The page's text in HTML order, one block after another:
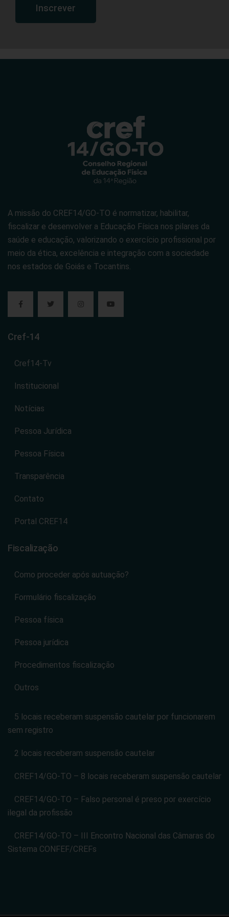
Inscrever
A missão do CREF14/GO-TO é normatizar, habilitar,
fiscalizar e desenvolver a Educação Física nos pilares da
saúde e educação, valorizando o exercício profissional por
meio da ética, excelência e integração com a sociedade
nos estados de Goiás e Tocantins.
Cref-14
Cref14-Tv
Institucional
Notícias
Pessoa Jurídica
Pessoa Física
Transparência
Contato
Portal CREF14
Fiscalização
Como proceder após autuação?
Formulário fiscalização
Pessoa física
Pessoa jurídica
Procedimentos fiscalização
Outros
5 locais receberam suspensão cautelar por funcionarem
sem registro
2 locais receberam suspensão cautelar
CREF14/GO-TO – 8 locais receberam suspensão cautelar
CREF14/GO-TO – Falso personal é preso por exercício
ilegal da profissão
CREF14/GO-TO – III Encontro Nacional das Câmaras do
Sistema CONFEF/CREFs